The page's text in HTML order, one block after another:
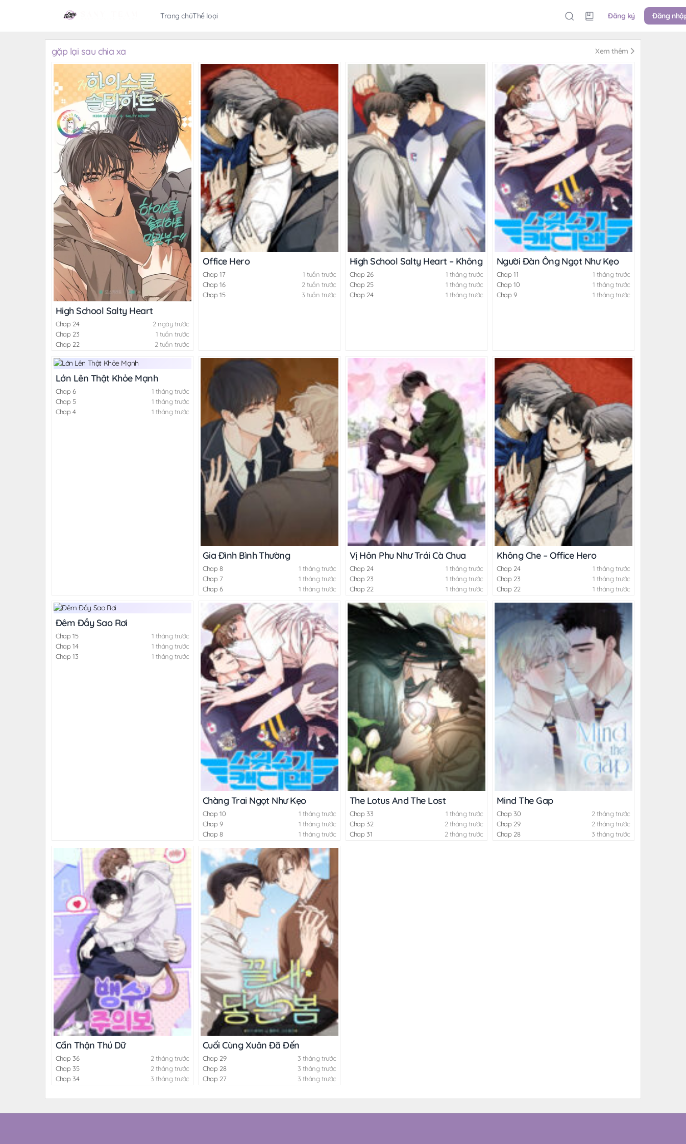
Trang chủThể loại Đăng ký Đăng
gặp lại sau chia xa Xem thêm
High School Salty Heart
Chap 24
2 ngày trước
Chap 23
1 tuần trước
Chap 22
2 tuần trước
Office Hero
Chap 17
1 tuần trước
Chap 16
2 tuần trước
Chap 15
3 tuần trước
High School Salty Heart – Không Che
Chap 26
1 tháng trước
Chap 25
1 tháng trước
Chap 24
1 tháng trước
Người Đàn Ông Ngọt Như Kẹo
Chap 11
1 tháng trước
Chap 10
1 tháng trước
Chap 9
1 tháng trước
Lớn Lên Thật Khỏe Mạnh
Chap 6
1 tháng trước
Chap 5
1 tháng trước
Chap 4
1 tháng trước
Gia Đình Bình Thường
Chap 8
1 tháng trước
Chap 7
1 tháng trước
Chap 6
1 tháng trước
Vị Hôn Phu Như Trái Cà Chua
Chap 24
1 tháng trước
Chap 23
1 tháng trước
Chap 22
1 tháng trước
Không Che – Office Hero
Chap 24
1 tháng trước
Chap 23
1 tháng trước
Chap 22
1 tháng trước
Đêm Đầy Sao Rơi
Chap 15
1 tháng trước
Chap 14
1 tháng trước
Chap 13
1 tháng trước
Chàng Trai Ngọt Như Kẹo
Chap 10
1 tháng trước
Chap 9
1 tháng trước
Chap 8
1 tháng trước
The Lotus And The Lost
Chap 33
1 tháng trước
Chap 32
2 tháng trước
Chap 31
2 tháng trước
Mind The Gap
Chap 30
2 tháng trước
Chap 29
2 tháng trước
Chap 28
3 tháng trước
Cẩn Thận Thú Dữ
Chap 36
2 tháng trước
Chap 35
2 tháng trước
Chap 34
3 tháng trước
Cuối Cùng Xuân Đã Đến
Chap 29
3 tháng trước
Chap 28
3 tháng trước
Chap 27
3 tháng trước